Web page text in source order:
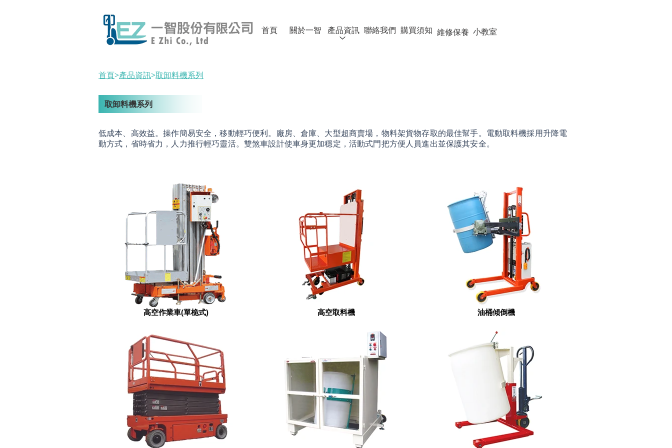
首頁 關於一智 產品資訊 聯絡我們 購買須知 維修保養 小教室
首頁>產品資訊>取卸料機系列
取卸料機系列
低成本、高效益。操作簡易安全，移動輕巧便利。廠房、倉庫、大型超商賣場，物料架貨物存取的最佳幫手。電動取料機採用升降電
動方式，省時省力，人力推行輕巧靈活。雙煞車設計使車身更加穩定，活動式門把方便人員進出並保護其安全。
高空作業車(單桅式) 高空取料機 油桶傾倒機